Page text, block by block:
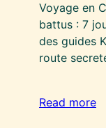
Voyage en
battus : 7
des guides
route
Read more